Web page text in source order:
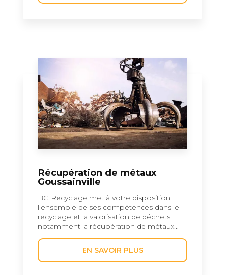
Récupération de métaux
Goussainville
BG Recyclage met à votre disposition
l'ensemble de ses compétences dans le
recyclage et la valorisation de déchets
notamment la récupération de métaux...
EN SAVOIR PLUS